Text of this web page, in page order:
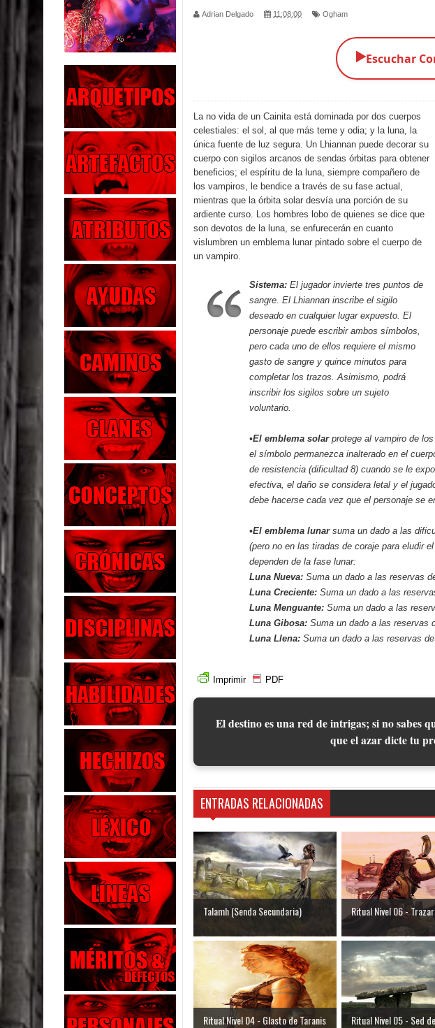
Parte 02: Vuelve el Hijo Prodigo
Parte 01: El Comienzo
Parte 01: El Enemigo Interior
Exaltados y Muertos Vivientes
Los Muertos se Levantan (Relato)
Los Monstruos más Buscados
Parte 09: Los Muertos Cuentan Cuentos
Parte 08: Ultratumba
Parte 07: Asuntos que Resolver
Adrian Delgado 11:08:00 Ogham
▶️Escuchar
La no vida de un Cainita está dominada por dos cuerpos
celestiales: el sol, al que más teme y odia; y la luna, la
única fuente de luz segura. Un Lhiannan puede decorar su
cuerpo con sigilos arcanos de sendas órbitas para obtener
beneficios; el espíritu de la luna, siempre compañero de
los vampiros, le bendice a través de su fase actual,
mientras que la órbita solar desvía una porción de su
ardiente curso. Los hombres lobo de quienes se dice que
son devotos de la luna, se enfurecerán en cuanto
vislumbren un emblema lunar pintado sobre el cuerpo de
un vampiro.
Sistema: El jugador invierte tres puntos de
sangre. El Lhiannan inscribe el sigilo
deseado en cualquier lugar expuesto. El
personaje puede escribir ambos símbolos,
pero cada uno de ellos requiere el mismo
gasto de sangre y quince minutos para
completar los trazos. Asimismo, podrá
inscribir los sigilos sobre un sujeto
voluntario.
•El emblema solarprotege al vampiro de
el símbolo permanezca inalterado en el
de resistencia (dificultad 8) cuando se le
efectiva, el daño se considera letal y el
debe hacerse cada vez que el personaje se
•El emblema lunar suma un dado a las
(pero no en las tiradas de coraje para eludir
dependen de la fase lunar:
Luna Nueva: Suma un dado a las reservas
Luna Creciente: Suma un dado a las
Luna Menguante: Suma un dado a las
Luna Gibosa: Suma un dado a las reservas
Luna Llena: Suma un dado a las reservas
Imprimir PDF
El destino es una red de intrigas; si no sabes
que el azar dicte tu
ENTRADAS RELACIONADAS
Talamh (Senda Secundaria) Ritual Nivel 06 - Trazar
Ritual Nivel 04 - Glasto de Taranis Ritual Nivel 05 - Sed